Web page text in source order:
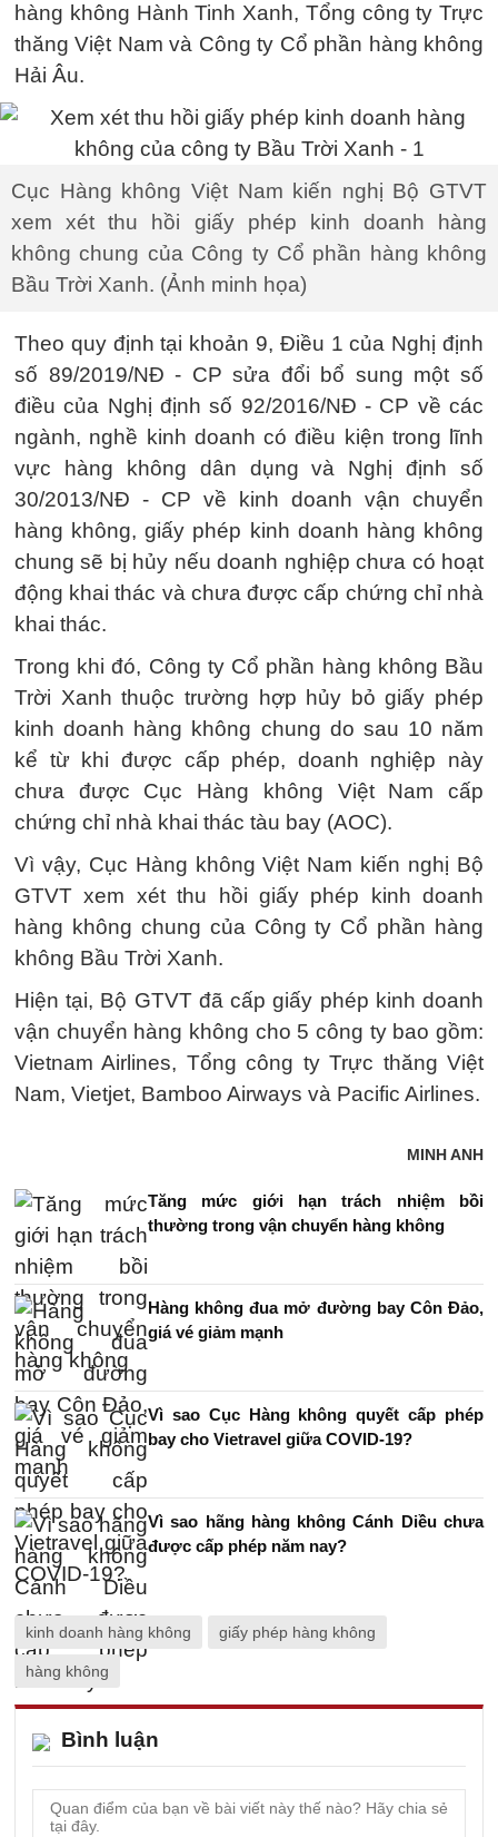
hàng không Hành Tinh Xanh, Tổng công ty Trực
thăng Việt Nam và Công ty Cổ phần hàng không
Hải Âu.
Cục Hàng không Việt Nam kiến nghị Bộ GTVT
xem xét thu hồi giấy phép kinh doanh hàng
không chung của Công ty Cổ phần hàng không
Bầu Trời Xanh. (Ảnh minh họa)
Theo quy định tại khoản 9, Điều 1 của Nghị định
số 89/2019/NĐ - CP sửa đổi bổ sung một số
điều của Nghị định số 92/2016/NĐ - CP về các
ngành, nghề kinh doanh có điều kiện trong lĩnh
vực hàng không dân dụng và Nghị định số
30/2013/NĐ - CP về kinh doanh vận chuyển
hàng không, giấy phép kinh doanh hàng không
chung sẽ bị hủy nếu doanh nghiệp chưa có hoạt
động khai thác và chưa được cấp chứng chỉ nhà
khai thác.
Trong khi đó, Công ty Cổ phần hàng không Bầu
Trời Xanh thuộc trường hợp hủy bỏ giấy phép
kinh doanh hàng không chung do sau 10 năm
kể từ khi được cấp phép, doanh nghiệp này
chưa được Cục Hàng không Việt Nam cấp
chứng chỉ nhà khai thác tàu bay (AOC).
Vì vậy, Cục Hàng không Việt Nam kiến nghị Bộ
GTVT xem xét thu hồi giấy phép kinh doanh
hàng không chung của Công ty Cổ phần hàng
không Bầu Trời Xanh.
Hiện tại, Bộ GTVT đã cấp giấy phép kinh doanh
vận chuyển hàng không cho 5 công ty bao gồm:
Vietnam Airlines, Tổng công ty Trực thăng Việt
Nam, Vietjet, Bamboo Airways và Pacific Airlines.
MINH ANH
Tăng mức giới hạn trách nhiệm bồi
thường trong vận chuyển hàng không
Hàng không đua mở đường bay Côn Đảo,
giá vé giảm mạnh
Vì sao Cục Hàng không quyết cấp phép
bay cho Vietravel giữa COVID-19?
Vì sao hãng hàng không Cánh Diều chưa
được cấp phép năm nay?
kinh doanh hàng không giấy phép hàng không
hàng không
Bình luận